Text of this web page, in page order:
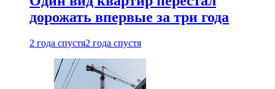
дорожать впервые за три года
2 года спустя2 года спустя